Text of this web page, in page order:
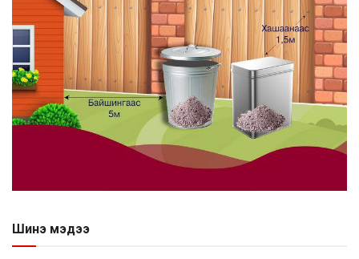
Шинэ мэдээ